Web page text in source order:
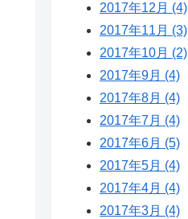
2017年12月 (4)
2017年11月 (3)
2017年10月 (2)
2017年9月 (4)
2017年8月 (4)
2017年7月 (4)
2017年6月 (5)
2017年5月 (4)
2017年4月 (4)
2017年3月 (4)